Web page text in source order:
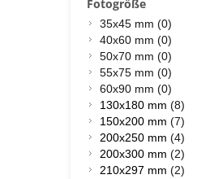
Fotogröße
35x45 mm (0)
40x60 mm (0)
50x70 mm (0)
55x75 mm (0)
60x90 mm (0)
130x180 mm (8)
150x200 mm (7)
200x250 mm (4)
200x300 mm (2)
210x297 mm (2)